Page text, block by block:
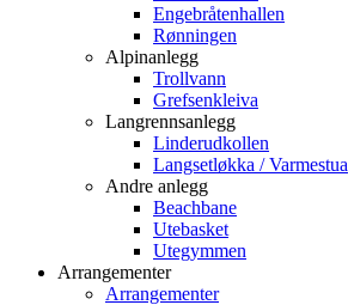
Engebråtenhallen
Rønningen
Alpinanlegg
Trollvann
Grefsenkleiva
Langrennsanlegg
Linderudkollen
Langsetløkka / Varmestua
Andre anlegg
Beachbane
Utebasket
Utegymmen
Arrangementer
Arrangementer